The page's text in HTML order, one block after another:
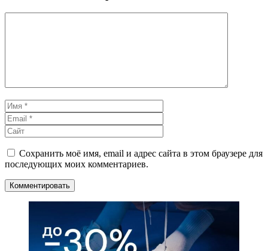
Имя
Сохранить моё имя, email и адрес сайта в этом браузере для
последующих моих комментариев.